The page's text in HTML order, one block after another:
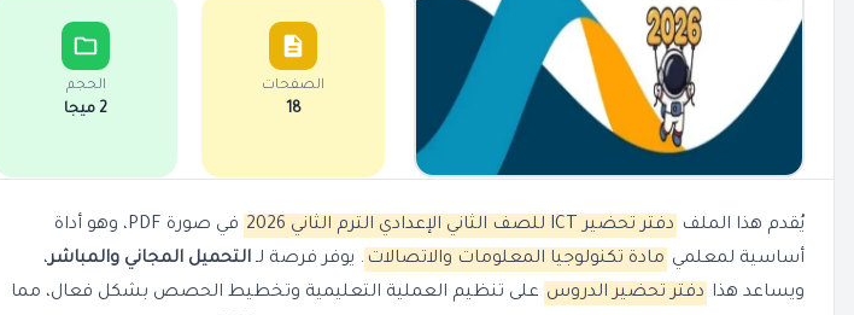
الصفحات
18
الحجم
2 ميجا
يُقدم هذا الملف دفتر تحضير ICT للصف الثاني الإعدادي الترم الثاني 2026
في صورة PDF، وهو أداة
أساسية لمعلمي مادة تكنولوجيا المعلومات والاتصالات . يوفر فرصة لـ التحميل المجاني والمباشر،
ويساعد هذا دفتر تحضير الدروس على تنظيم العملية التعليمية وتخطيط الحصص بشكل فعال، مما